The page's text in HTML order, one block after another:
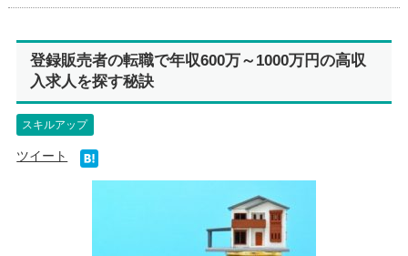
登録販売者の転職で年収600万～1000万円の高収
入求人を探す秘訣
スキルアップ
ツイート